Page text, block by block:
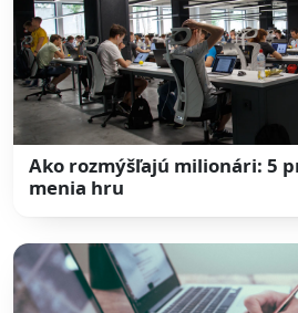
Ako rozmýšľajú milionári: 5
menia hru